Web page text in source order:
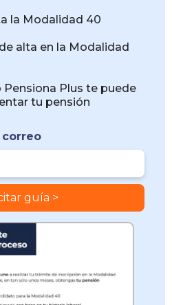
la Modalidad 40
alta en la Modalidad
Plus te puede
tu pensión
correo